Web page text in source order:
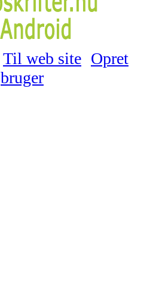
Til web site Opret
bruger